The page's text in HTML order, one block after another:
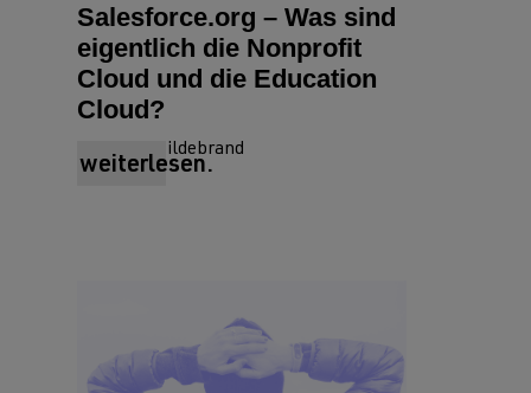
Salesforce.org – Was sind
eigentlich die Nonprofit
Cloud und die Education
Cloud?
von Julia Hildebrand
weiterlesen.